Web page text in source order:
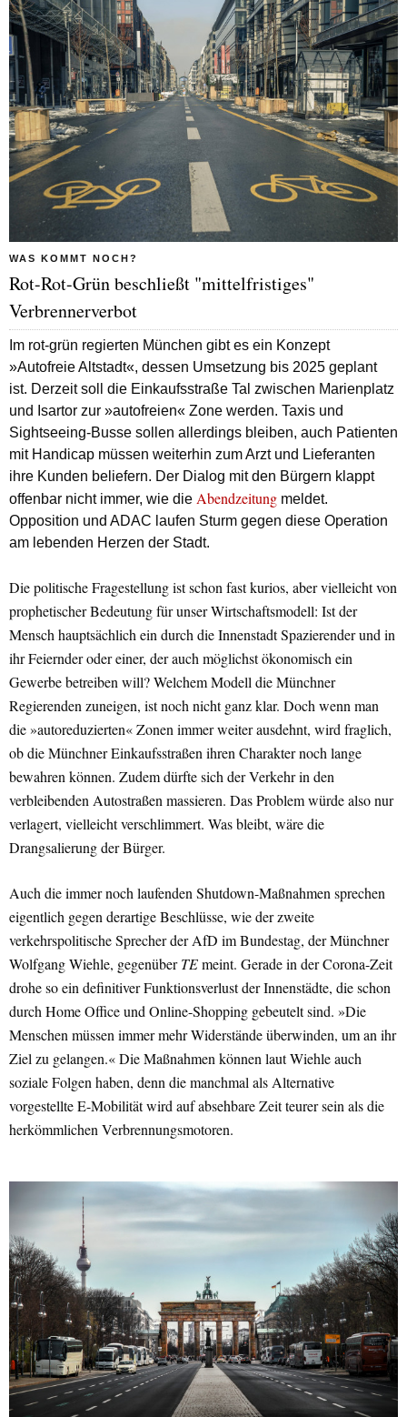
WAS KOMMT NOCH?
Rot-Rot-Grün beschließt "mittelfristiges"
Verbrennerverbot
Im rot-grün regierten München gibt es ein Konzept
»Autofreie Altstadt«, dessen Umsetzung bis 2025 geplant
ist. Derzeit soll die Einkaufsstraße Tal zwischen Marienplatz
und Isartor zur »autofreien« Zone werden. Taxis und
Sightseeing-Busse sollen allerdings bleiben, auch Patienten
mit Handicap müssen weiterhin zum Arzt und Lieferanten
ihre Kunden beliefern. Der Dialog mit den Bürgern klappt
offenbar nicht immer, wie die Abendzeitung meldet.
Opposition und ADAC laufen Sturm gegen diese Operation
am lebenden Herzen der Stadt.
Die politische Fragestellung ist schon fast kurios, aber vielleicht von
prophetischer Bedeutung für unser Wirtschaftsmodell: Ist der
Mensch hauptsächlich ein durch die Innenstadt Spazierender und in
ihr Feiernder oder einer, der auch möglichst ökonomisch ein
Gewerbe betreiben will? Welchem Modell die Münchner
Regierenden zuneigen, ist noch nicht ganz klar. Doch wenn man
die »autoreduzierten« Zonen immer weiter ausdehnt, wird fraglich,
ob die Münchner Einkaufsstraßen ihren Charakter noch lange
bewahren können. Zudem dürfte sich der Verkehr in den
verbleibenden Autostraßen massieren. Das Problem würde also nur
verlagert, vielleicht verschlimmert. Was bleibt, wäre die
Drangsalierung der Bürger.
Auch die immer noch laufenden Shutdown-Maßnahmen sprechen
eigentlich gegen derartige Beschlüsse, wie der zweite
verkehrspolitische Sprecher der AfD im Bundestag, der Münchner
Wolfgang Wiehle, gegenüberTEmeint. Gerade in der Corona-Zeit
drohe so ein definitiver Funktionsverlust der Innenstädte, die schon
durch Home Office und Online-Shopping gebeutelt sind. »Die
Menschen müssen immer mehr Widerstände überwinden, um an ihr
Ziel zu gelangen.« Die Maßnahmen können laut Wiehle auch
soziale Folgen haben, denn die manchmal als Alternative
vorgestellte E-Mobilität wird auf absehbare Zeit teurer sein als die
herkömmlichen Verbrennungsmotoren.